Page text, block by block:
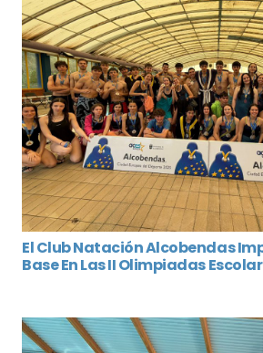
El Club Natación Alcobendas
Base En Las II Olimpiadas